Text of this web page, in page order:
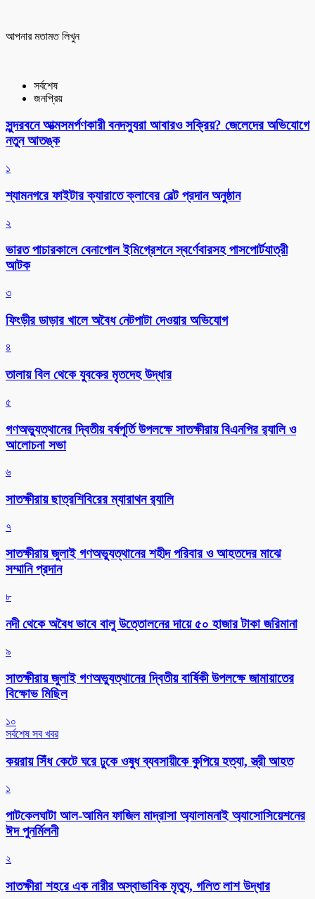
আপনার মতামত লিখুন
সর্বশেষ
জনপ্রিয়
সুন্দরবনে আত্মসমর্পণকারী বনদস্যুরা আবারও সক্রিয়? জেলেদের অভিযোগে
নতুন আতঙ্ক
১
শ্যামনগরে ফাইটার ক্যারাতে ক্লাবের বেল্ট প্রদান অনুষ্ঠান
২
ভারত পাচারকালে বেনাপোল ইমিগ্রেশনে স্বর্ণেবারসহ পাসপোর্টযাত্রী
আটক
৩
ফিংড়ীর ডাড়ার খালে অবৈধ নেটপাটা দেওয়ার অভিযোগ
৪
তালায় বিল থেকে যুবকের মৃতদেহ উদ্ধার
৫
গণঅভ্যুত্থানের দ্বিতীয় বর্ষপূর্তি উপলক্ষে সাতক্ষীরায় বিএনপির র‌্যালি ও
আলোচনা সভা
৬
সাতক্ষীরায় ছাত্রশিবিরের ম্যারাথন র‌্যালি
৭
সাতক্ষীরায় জুলাই গণঅভ্যুত্থানের শহীদ পরিবার ও আহতদের মাঝে
সম্মানি প্রদান
৮
নদী থেকে অবৈধ ভাবে বালু উত্তোলনের দায়ে ৫০ হাজার টাকা জরিমানা
৯
সাতক্ষীরায় জুলাই গণঅভ্যুত্থানের দ্বিতীয় বার্ষিকী উপলক্ষে জামায়াতের
বিক্ষোভ মিছিল
১০
সর্বশেষ সব খবর
কয়রায় সিঁধ কেটে ঘরে ঢুকে ওষুধ ব্যবসায়ীকে কুপিয়ে হত্যা, স্ত্রী আহত
১
পাটকেলঘাটা আল-আমিন ফাজিল মাদ্রাসা অ্যালামনাই অ্যাসোসিয়েশনের
ঈদ পুনর্মিলনী
২
সাতক্ষীরা শহরে এক নারীর অস্বাভাবিক মৃত্যু, গলিত লাশ উদ্ধার